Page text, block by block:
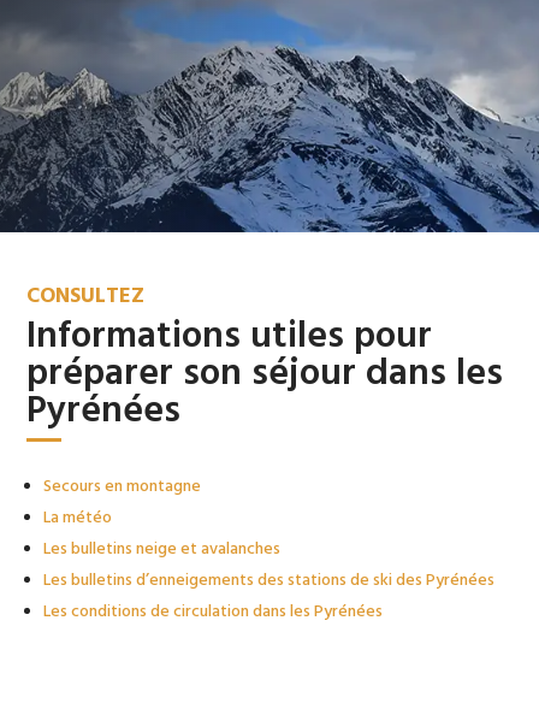
CONSULTEZ
Informations utiles pour
préparer son séjour dans les
Pyrénées
Secours en montagne
La météo
Les bulletins neige et avalanches
Les bulletins d’enneigements des stations de ski des Pyrénées
Les conditions de circulation dans les Pyrénées